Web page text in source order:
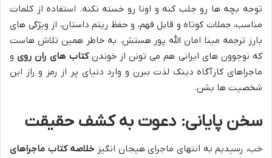
توجه بچه ها رو جلب کنه و اونا رو خسته نکنه. استفاده از کلمات
مناسب، جملات کوتاه و قابل فهم، و حفظ ریتم داستان، از ویژگی های
بارز ترجمه مینا امان الله پور هستش. به خاطر همین تلاش هاست
که نوجوون های ایرانی هم می تونن از خوندنکتاب های ران رویو
ماجراهای کارآگاه دینک لذت ببرن و وارد دنیای پر از رمز و راز این
شخصیت ها بشن.
سخن پایانی: دعوت به کشف حقیقت
خب، رسیدیم به انتهای ماجرای هیجان انگیز خلاصه کتاب ماجراهای